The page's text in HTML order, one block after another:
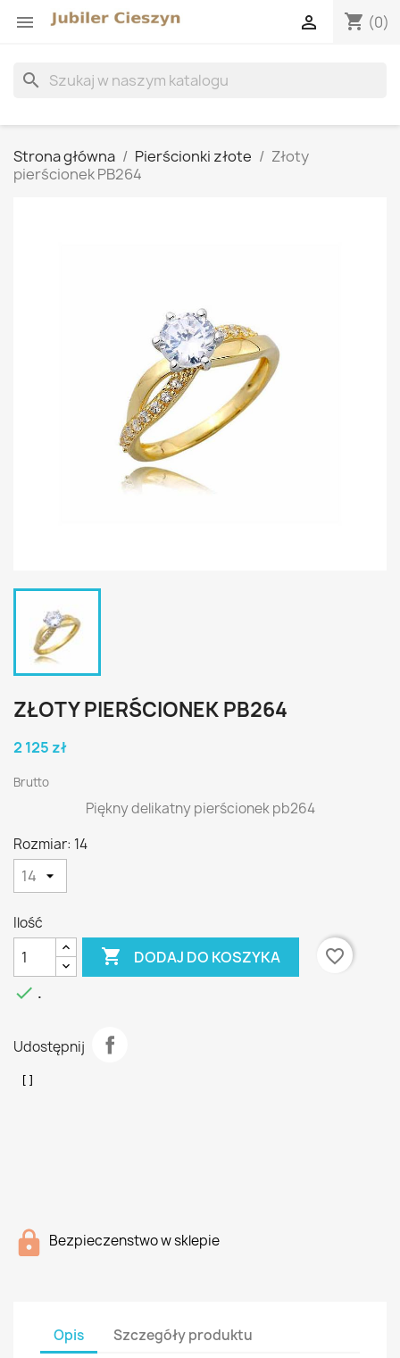
 shopping_cart (0)

search
Strona główna Pierścionki złote
Złoty
pierścionek PB264
ZŁOTY PIERŚCIONEK PB264
2 125 zł
Brutto
Piękny delikatny pierścionek pb264
Rozmiar: 14
Ilość
 DODAJ DO KOSZYKA
favorite_border
 .
Udostępnij
Bezpieczenstwo w sklepie
Opis Szczegóły produktu